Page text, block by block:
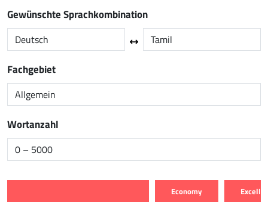
Gewünschte Sprachkombination
Fachgebiet
Wortanzahl
Economy